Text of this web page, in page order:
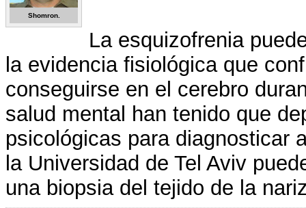
Shomron.
La esquizofrenia
la evidencia fisiológica que
conseguirse en el cerebro
salud mental han tenido que
psicológicas para diagnosticar
la Universidad de Tel Aviv
una biopsia del tejido de la